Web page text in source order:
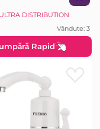
DISTRIBUTION
Vândute: 3
Rapid